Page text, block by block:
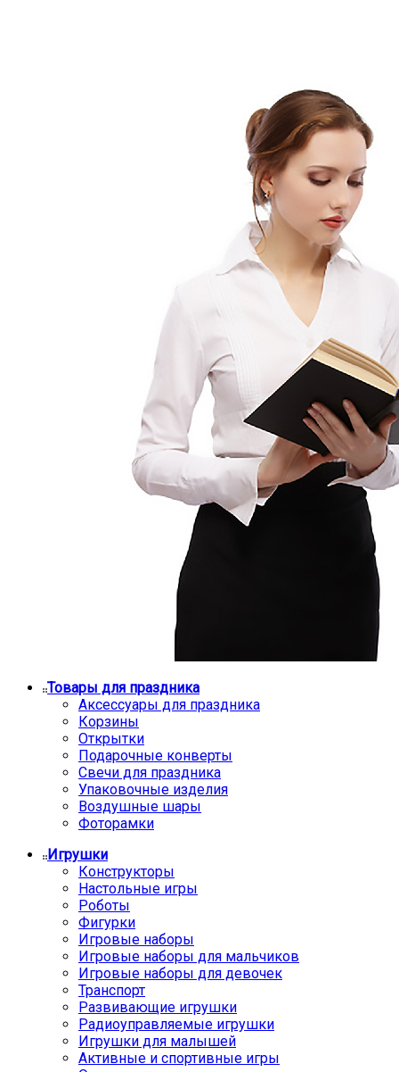
Товары для праздника
Аксессуары для праздника
Корзины
Открытки
Подарочные конверты
Свечи для праздника
Упаковочные изделия
Воздушные шары
Фоторамки
Игрушки
Конструкторы
Настольные игры
Роботы
Фигурки
Игровые наборы
Игровые наборы для мальчиков
Игровые наборы для девочек
Транспорт
Развивающие игрушки
Радиоуправляемые игрушки
Игрушки для малышей
Активные и спортивные игры